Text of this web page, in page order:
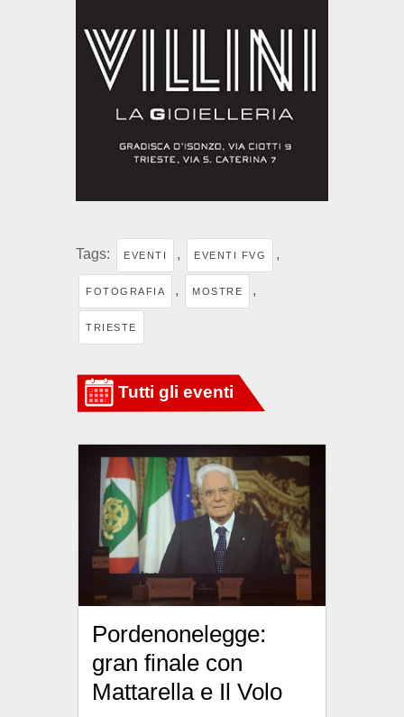
Tags: EVENTI , EVENTI FVG ,
FOTOGRAFIA , MOSTRE ,
TRIESTE
Pordenonelegge:
gran finale con
Mattarella e Il Volo